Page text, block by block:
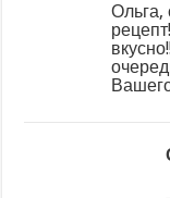
Ольга,